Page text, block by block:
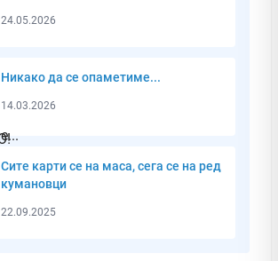
24.05.2026
Никако да се опаметиме...
14.03.2026
Сите карти се на маса, сега се на ред
кумановци
22.09.2025